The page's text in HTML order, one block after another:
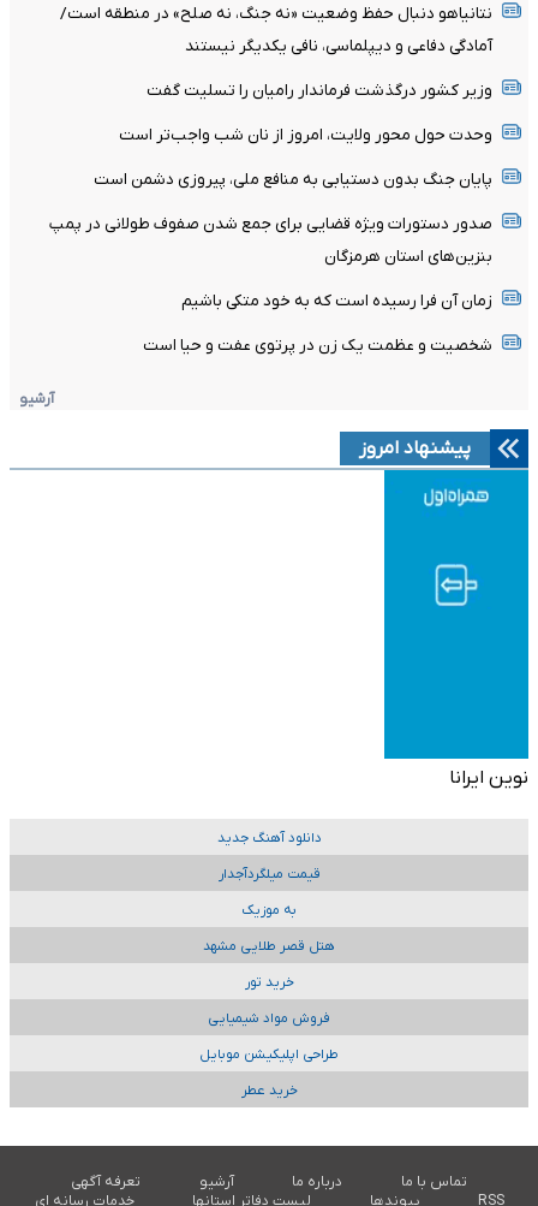
نتانیاهو دنبال حفظ وضعیت «نه جنگ، نه صلح» در منطقه است/
آمادگی دفاعی و دیپلماسی، نافی یکدیگر نیستند
وزیر کشور درگذشت فرماندار رامیان را تسلیت گفت
وحدت حول محور ولایت، امروز از نان شب واجب‌تر است
پایان جنگ بدون دستیابی به منافع ملی، پیروزی دشمن است
صدور دستورات ویژه قضایی برای جمع شدن صفوف طولانی در پمپ
بنزین‌های استان هرمزگان
زمان آن فرا رسیده است که به خود متکی باشیم
شخصیت و عظمت یک زن در پرتوی عفت و حیا است
آرشیو
پیشنهاد امروز
نوین ایرانا
دانلود آهنگ جدید
قیمت میلگردآجدار
به موزیک
هتل قصر طلایی مشهد
خرید تور
فروش مواد شیمیایی
طراحی اپلیکیشن موبایل
خرید عطر
تماس با ما درباره ما آرشیو
تعرفه آگهی
RSS
پیوندها لیست دفاتر استانها خدمات رسانه ای